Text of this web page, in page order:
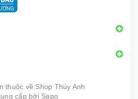
thuộc về Shop Thúy Anh
|
cấp bởi Sapo